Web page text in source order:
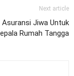
Next article
Jiwa Untuk
Rumah Tangga